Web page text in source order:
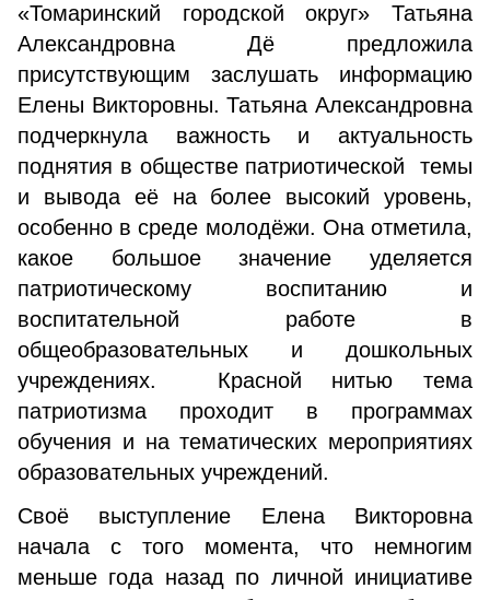
«Томаринский городской округ» Татьяна
Александровна Дё предложила
присутствующим заслушать информацию
Елены Викторовны. Татьяна Александровна
подчеркнула важность и актуальность
поднятия в обществе патриотической темы
и вывода её на более высокий уровень,
особенно в среде молодёжи. Она отметила,
какое большое значение уделяется
патриотическому воспитанию и
воспитательной работе в
общеобразовательных и дошкольных
учреждениях. Красной нитью тема
патриотизма проходит в программах
обучения и на тематических мероприятиях
образовательных учреждений.
Своё выступление Елена Викторовна
начала с того момента, что немногим
меньше года назад по личной инициативе